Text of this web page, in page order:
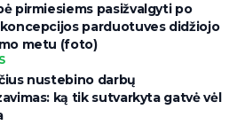
pirmiesiems pasižvalgyti po
parduotuves didžiojo
metu (foto)
nustebino darbų
ką tik sutvarkyta gatvė vėl